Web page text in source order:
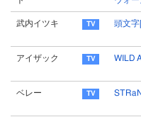
武内イツキ 頭文字
アイザック WILD
ベレー